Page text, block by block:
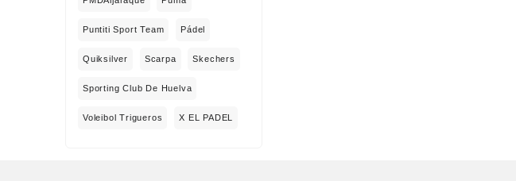
Puntiti Sport Team Pádel
Quiksilver Scarpa Skechers
Sporting Club De Huelva
Voleibol Trigueros X EL PADEL